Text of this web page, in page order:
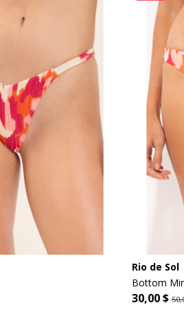
Rio de Sol
Bottom
30,00 $